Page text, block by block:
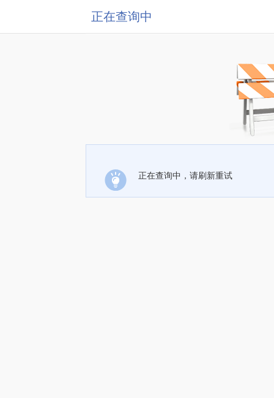
正在查询中
正在查询中，请刷新重试